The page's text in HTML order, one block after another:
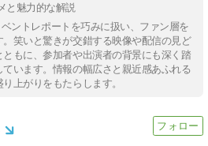
と魅力的な解説
ントレポートを巧みに扱い、ファン層を
笑いと驚きが交錯する映像や配信の見ど
もに、参加者や出演者の背景にも深く踏
います。情報の幅広さと親近感あふれる
上がりをもたらします。